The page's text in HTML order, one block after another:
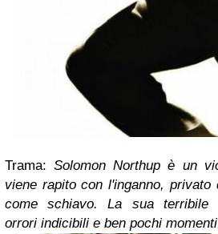
Trama:Solomon Northup è un
viene rapito con l'inganno, privato
come schiavo. La sua terribile
orrori indicibili e ben pochi